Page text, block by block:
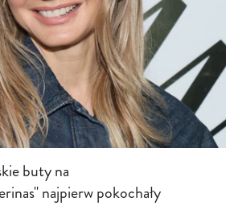
buty na
najpierw pokochały